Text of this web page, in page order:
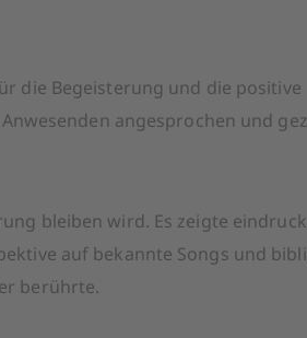
die Begeisterung und die positive
angesprochen und
bleiben wird. Es zeigte
auf bekannte Songs und
berührte.